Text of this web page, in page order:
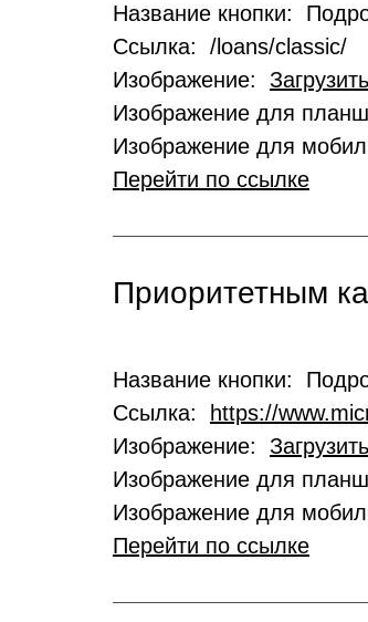
Название кнопки:
Ссылка: /loans/classic/
Изображение: Загрузить
Изображение для
Изображение для
Перейти по ссылке
Приоритетным
Название кнопки:
Ссылка:
https://
Изображение: Загрузить
Изображение для
Изображение для
Перейти по ссылке